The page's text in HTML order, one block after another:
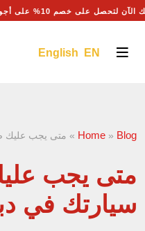
لتحصل على خصم 10% على أجور اليد العاملة
English EN
Home » Blog
» متى يجب عليك
متى يجب
سيارتك في